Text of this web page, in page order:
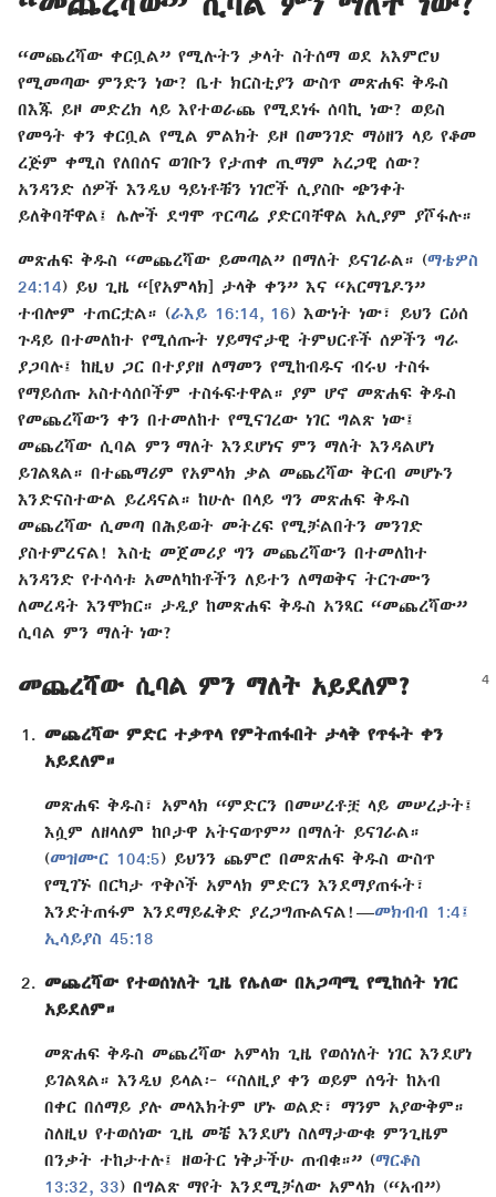
“መጨረሻው ቀርቧል” የሚሉትን ቃላት ስትሰማ ወደ አእምሮህ
የሚመጣው ምንድን ነው? ቤተ ክርስቲያን ውስጥ መጽሐፍ ቅዱስ
በእጁ ይዞ መድረክ ላይ እየተወራጨ የሚደነፋ ሰባኪ ነው? ወይስ
የመዓት ቀን ቀርቧል የሚል ምልክት ይዞ በመንገድ ማዕዘን ላይ የቆመ
ረጅም ቀሚስ የለበሰና ወገቡን የታጠቀ ጢማም አረጋዊ ሰው?
አንዳንድ ሰዎች እንዲህ ዓይነቶቹን ነገሮች ሲያስቡ ጭንቀት
ይለቅባቸዋል፤ ሌሎች ደግሞ ጥርጣሬ ያድርባቸዋል አሊያም ያሾፋሉ።
መጽሐፍ ቅዱስ “መጨረሻው ይመጣል” በማለት ይናገራል። (ማቴዎስ
24:14) ይህ ጊዜ “[የአምላክ] ታላቅ ቀን” እና “አርማጌዶን”
ተብሎም ተጠርቷል። (ራእይ 16:14, 16) እውነት ነው፣ ይህን ርዕሰ
ጉዳይ በተመለከተ የሚሰጡት ሃይማኖታዊ ትምህርቶች ሰዎችን ግራ
ያጋባሉ፤ ከዚህ ጋር በተያያዘ ለማመን የሚከብዱና ብሩህ ተስፋ
የማይሰጡ አስተሳሰቦችም ተስፋፍተዋል። ያም ሆኖ መጽሐፍ ቅዱስ
የመጨረሻውን ቀን በተመለከተ የሚናገረው ነገር ግልጽ ነው፤
መጨረሻው ሲባል ምን ማለት እንደሆነና ምን ማለት እንዳልሆነ
ይገልጻል። በተጨማሪም የአምላክ ቃል መጨረሻው ቅርብ መሆኑን
እንድናስተውል ይረዳናል። ከሁሉ በላይ ግን መጽሐፍ ቅዱስ
መጨረሻው ሲመጣ በሕይወት መትረፍ የሚቻልበትን መንገድ
ያስተምረናል! እስቲ መጀመሪያ ግን መጨረሻውን በተመለከተ
አንዳንድ የተሳሳቱ አመለካከቶችን ለይተን ለማወቅና ትርጉሙን
ለመረዳት እንሞክር። ታዲያ ከመጽሐፍ ቅዱስ አንጻር “መጨረሻው”
ሲባል ምን ማለት ነው?
መጨረሻው ሲባል ምን ማለት አይደለም?
መጨረሻው ምድር ተቃጥላ የምትጠፋበት ታላቅ የጥፋት ቀን
አይደለም።
መጽሐፍ ቅዱስ፣ አምላክ “ምድርን በመሠረቶቿ ላይ መሠረታት፤
እሷም ለዘላለም ከቦታዋ አትናወጥም” በማለት ይናገራል።
(መዝሙር 104:5) ይህንን ጨምሮ በመጽሐፍ ቅዱስ ውስጥ
የሚገኙ በርካታ ጥቅሶች አምላክ ምድርን እንደማያጠፋት፣
እንድትጠፋም እንደማይፈቅድ ያረጋግጡልናል!—መክብብ 1:4፤
ኢሳይያስ 45:18
መጨረሻው የተወሰነለት ጊዜ የሌለው በአጋጣሚ የሚከሰት ነገር
አይደለም።
መጽሐፍ ቅዱስ መጨረሻው አምላክ ጊዜ የወሰነለት ነገር እንደሆነ
ይገልጻል። እንዲህ ይላል፦ “ስለዚያ ቀን ወይም ሰዓት ከአብ
በቀር በሰማይ ያሉ መላእክትም ሆኑ ወልድ፣ ማንም አያውቅም።
ስለዚህ የተወሰነው ጊዜ መቼ እንደሆነ ስለማታውቁ ምንጊዜም
በንቃት ተከታተሉ፤ ዘወትር ነቅታችሁ ጠብቁ።” (ማርቆስ
13:32, 33) በግልጽ ማየት እንደሚቻለው አምላክ (“አብ”)